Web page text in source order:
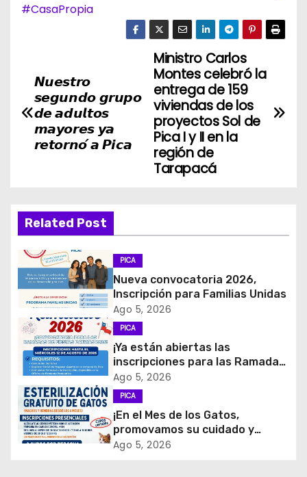
#CasaPropia
v
a
c
i
ó
n
d
e
e
n
Ministro Carlos
Montes celebró la
entrega de 159
viviendas de los
proyectos Sol de
Pica I y II en la
región de
Tarapacá
𝙉𝙪𝙚𝙨𝙩𝙧𝙤
𝙨𝙚𝙜𝙪𝙣𝙙𝙤 𝙜𝙧𝙪𝙥𝙤
𝙙𝙚 𝙖𝙙𝙪𝙡𝙩𝙤𝙨
𝙢𝙖𝙮𝙤𝙧𝙚𝙨 𝙮𝙖
𝙧𝙚𝙩𝙤𝙧𝙣𝙤́ 𝙖 𝙋𝙞𝙘𝙖
Related Post
PICA
Nueva convocatoria 2026,
Inscripción para Familias Unidas
Ago 5, 2026
PICA
¡Ya están abiertas las
inscripciones para las Ramadas
de Fiestas Patrias 2026!
Ago 5, 2026
PICA
¡En el Mes de los Gatos,
promovamos su cuidado y
tenencia responsable!
Ago 5, 2026